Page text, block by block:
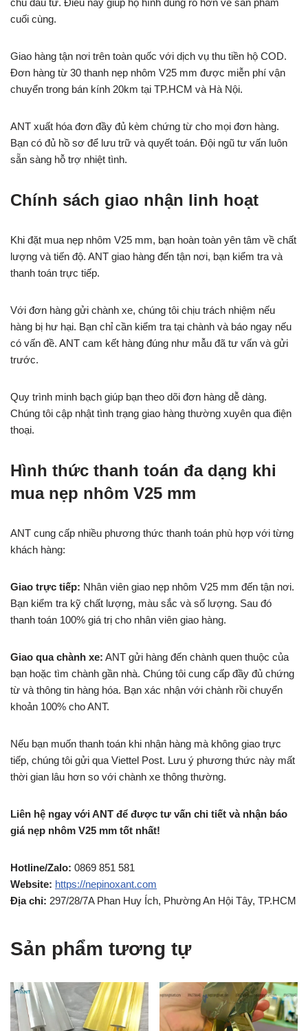
chủ đầu tư. Điều này giúp họ hình dung rõ hơn về sản phẩm
cuối cùng.
Giao hàng tận nơi trên toàn quốc với dịch vụ thu tiền hộ COD.
Đơn hàng từ 30 thanh nẹp nhôm V25 mm được miễn phí vận
chuyển trong bán kính 20km tại TP.HCM và Hà Nội.
ANT xuất hóa đơn đầy đủ kèm chứng từ cho mọi đơn hàng.
Bạn có đủ hồ sơ để lưu trữ và quyết toán. Đội ngũ tư vấn luôn
sẵn sàng hỗ trợ nhiệt tình.
Chính sách giao nhận linh hoạt
Khi đặt mua nẹp nhôm V25 mm, bạn hoàn toàn yên tâm về chất
lượng và tiến độ. ANT giao hàng đến tận nơi, bạn kiểm tra và
thanh toán trực tiếp.
Với đơn hàng gửi chành xe, chúng tôi chịu trách nhiệm nếu
hàng bị hư hại. Bạn chỉ cần kiểm tra tại chành và báo ngay nếu
có vấn đề. ANT cam kết hàng đúng như mẫu đã tư vấn và gửi
trước.
Quy trình minh bạch giúp bạn theo dõi đơn hàng dễ dàng.
Chúng tôi cập nhật tình trạng giao hàng thường xuyên qua điện
thoại.
Hình thức thanh toán đa dạng khi
mua nẹp nhôm V25 mm
ANT cung cấp nhiều phương thức thanh toán phù hợp với từng
khách hàng:
Giao trực tiếp: Nhân viên giao nẹp nhôm V25 mm đến tận nơi.
Bạn kiểm tra kỹ chất lượng, màu sắc và số lượng. Sau đó
thanh toán 100% giá trị cho nhân viên giao hàng.
Giao qua chành xe: ANT gửi hàng đến chành quen thuộc của
bạn hoặc tìm chành gần nhà. Chúng tôi cung cấp đầy đủ chứng
từ và thông tin hàng hóa. Bạn xác nhận với chành rồi chuyển
khoản 100% cho ANT.
Nếu bạn muốn thanh toán khi nhận hàng mà không giao trực
tiếp, chúng tôi gửi qua Viettel Post. Lưu ý phương thức này mất
thời gian lâu hơn so với chành xe thông thường.
Liên hệ ngay với ANT để được tư vấn chi tiết và nhận báo
giá nẹp nhôm V25 mm tốt nhất!
Hotline/Zalo: 0869 851 581
Website: https://nepinoxant.com
Địa chỉ: 297/28/7A Phan Huy Ích, Phường An Hội Tây, TP.HCM
Sản phẩm tương tự